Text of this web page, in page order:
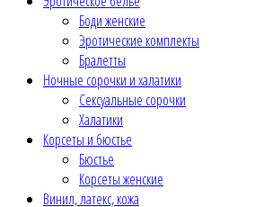
Боди женские
Эротические комплекты
Бралетты
Ночные сорочки и халатики
Сексуальные сорочки
Халатики
Корсеты и бюстье
Бюстье
Корсеты женские
Винил, латекс, кожа